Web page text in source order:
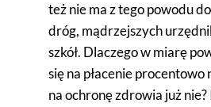
też nie ma z tego powodu
dróg, mądrzejszych
szkół. Dlaczego w miarę
się na płacenie procentowo
na ochronę zdrowia już